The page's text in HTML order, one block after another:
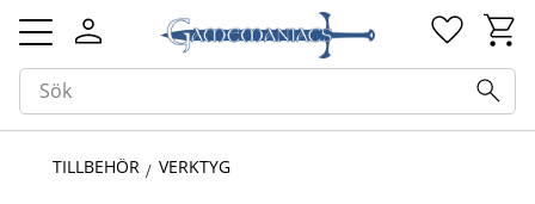
Meny
TILLBEHÖR VERKTYG